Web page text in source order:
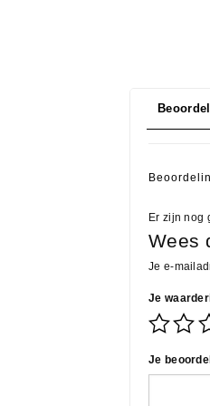
Er zijn nog
Wees
Je e-
Je
Je